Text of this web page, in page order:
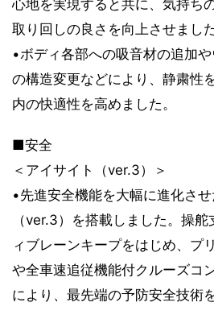
心地を実現すると共に、気持ち
取り回しの良さを向上させました
•ボディ各部への吸音材の追加
の構造変更などにより、静粛性
内の快適性を高めました。
■安全
＜アイサイト（ver.3）＞
•先進安全機能を大幅に進化さ
（ver.3）を搭載しました。操
ィブレーンキープをはじめ、プ
や全車速追従機能付クルーズコ
により、最先端の予防安全技術